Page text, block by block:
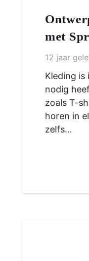
met
12 jaar
Kleding is
nodig
zoals T-
horen in
zelfs…